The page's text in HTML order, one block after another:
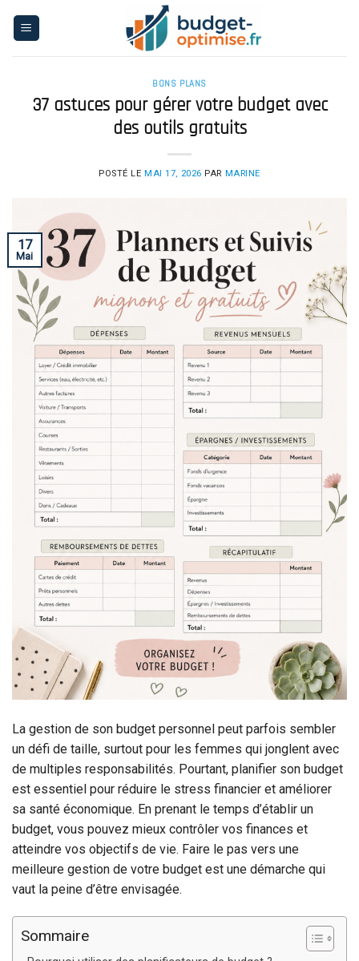
BONS PLANS
37 astuces pour gérer votre budget avec
des outils gratuits
POSTÉ LEMAI 17, 2026 PAR MARINE
17
Mai
La gestion de son budget personnel peut parfois sembler
un défi de taille, surtout pour les femmes qui jonglent avec
de multiples responsabilités. Pourtant, planifier son budget
est essentiel pour réduire le stress financier et améliorer
sa santé économique. En prenant le temps d’établir un
budget, vous pouvez mieux contrôler vos finances et
atteindre vos objectifs de vie. Faire le pas vers une
meilleure gestion de votre budget est une démarche qui
vaut la peine d’être envisagée.
Sommaire